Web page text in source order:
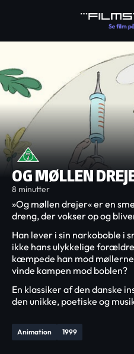
OG MØLLEN
8 minutter
Animation 1999
»Og møllen drejer« er en
dreng, der vokser op og
Han lever i sin narkoboble i
ikke hans ulykkelige
kæmpede han mod
vinde kampen mod boblen?
En klassiker af den danske
den unikke, poetiske og